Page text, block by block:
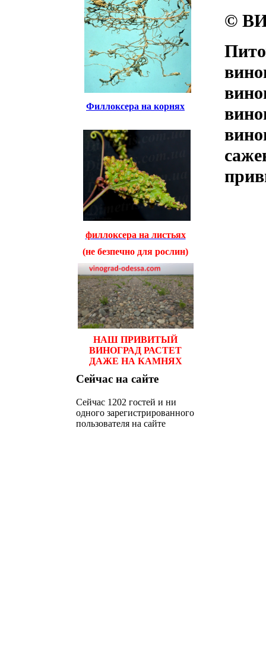
Филлоксера на корнях
филлоксера на листьях
(не безпечно для рослин)
НАШ ПРИВИТЫЙ
ВИНОГРАД РАСТЕТ
ДАЖЕ НА КАМНЯХ
Сейчас на сайте
Сейчас 1202 гостей и ни
одного зарегистрированного
пользователя на сайте
©